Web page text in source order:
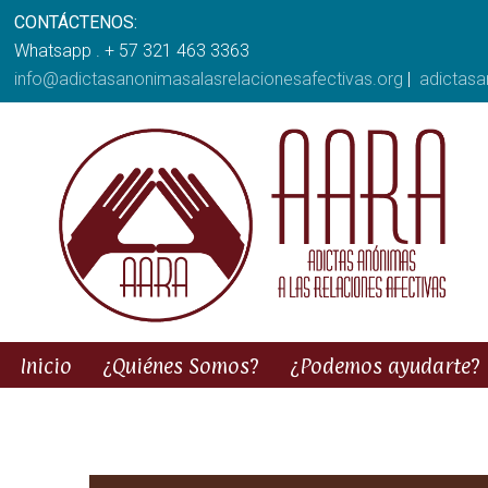
CONTÁCTENOS:
Whatsapp . + 57 321 463 3363
info@adictasanonimasalasrelacionesafectivas.org |
Inicio ¿Quiénes Somos? ¿Podemos ayudarte?